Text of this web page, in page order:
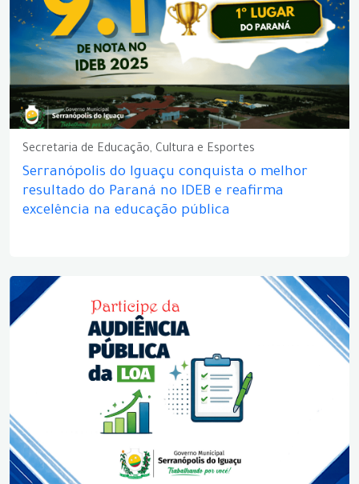
Secretaria de Educação, Cultura e Esportes
Serranópolis do Iguaçu conquista o melhor
resultado do Paraná no IDEB e reafirma
excelência na educação pública